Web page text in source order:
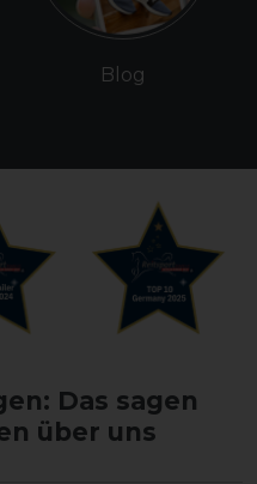
Blog
Das sagen
über uns